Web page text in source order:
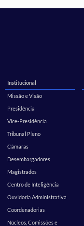
Institucional
Missão e Visão
Presidência
Vice-Presidência
Tribunal Pleno
Câmaras
Desembargadores
Magistrados
Centro de Inteligência
Ouvidoria Administrativa
Coordenadorias
Núcleos, Comissões e